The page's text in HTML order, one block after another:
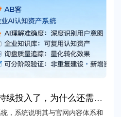
续投入了，为什么还需要
，系统说明其与官网内容体系和